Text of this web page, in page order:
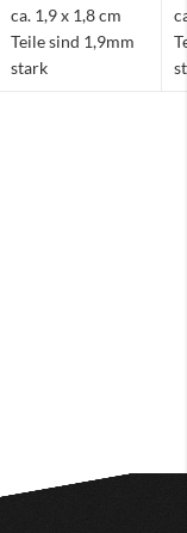
ca. 1,9 x 1,8 cm
Teile sind 1,9mm
stark